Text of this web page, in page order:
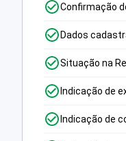
Confirmação
Dados
Situação na
Indicação de
Indicação de